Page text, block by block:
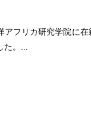
アフリカ研究学院に
。...